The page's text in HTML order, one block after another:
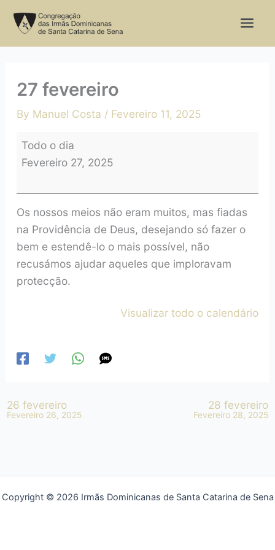
27 fevereiro
By Manuel Costa / Fevereiro 11, 2025
fevereiro
Todo o dia
Fevereiro 27, 2025
Os nossos meios não eram muitos, mas fiadas
na Providência de Deus, desejando só fazer o
bem e estendê-lo o mais possível, não
recusámos ajudar aqueles que imploravam
protecção.
Visualizar todo o calendário
26 fevereiro
Fevereiro 26, 2025
28 fevereiro
Fevereiro 28, 2025
Copyright © 2026 Irmãs Dominicanas de Santa Catarina de Sena